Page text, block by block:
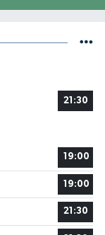
21:30
19:00
19:00
21:30